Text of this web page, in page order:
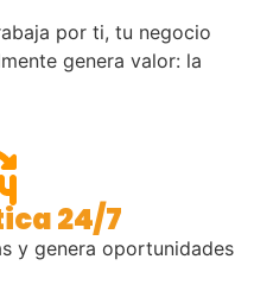
por ti, tu negocio
genera valor: la
24/7
y genera oportunidades